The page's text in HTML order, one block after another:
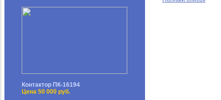
Контактор ПК-16194
Цена 50 000 руб.